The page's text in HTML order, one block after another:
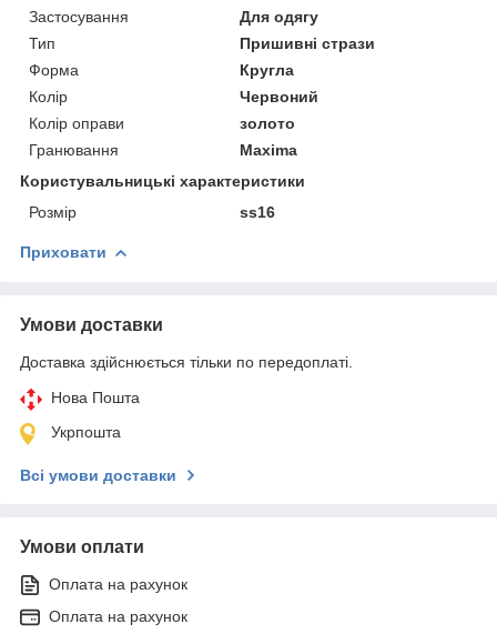
Застосування
Для одягу
Тип
Пришивні стрази
Форма
Кругла
Колір
Червоний
Колір оправи
золото
Гранювання
Maxima
Користувальницькі характеристики
Розмір
ss16
Приховати
Умови доставки
Доставка здійснюється тільки по передоплаті.
Нова Пошта
Укрпошта
Всі умови доставки
Умови оплати
Оплата на рахунок
Оплата на рахунок